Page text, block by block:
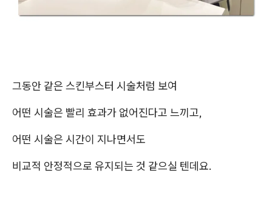
그동안 같은 스킨부스터 시술처럼 보여
어떤 시술은 빨리 효과가 없어진다고 느끼고,
어떤 시술은 시간이 지나면서도
비교적 안정적으로 유지되는 것 같으실 텐데요.